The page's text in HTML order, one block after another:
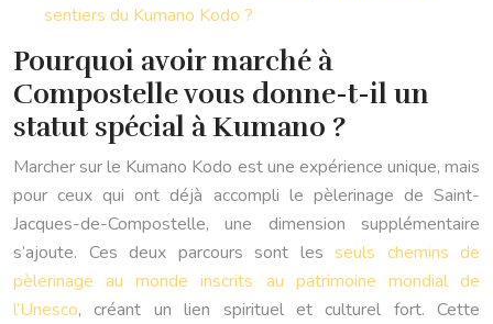
sentiers du Kumano Kodo ?
Pourquoi avoir marché à
Compostelle vous donne-t-il un
statut spécial à Kumano ?
Marcher sur le Kumano Kodo est une expérience unique, mais
pour ceux qui ont déjà accompli le pèlerinage de Saint-
Jacques-de-Compostelle, une dimension supplémentaire
s’ajoute. Ces deux parcours sont les seuls chemins de
pèlerinage au monde inscrits au patrimoine mondial de
l’Unesco, créant un lien spirituel et culturel fort. Cette